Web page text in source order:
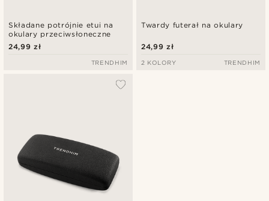
Składane potrójnie etui na
okulary przeciwsłoneczne
24,99 zł
TRENDHIM
Twardy futerał na okulary
24,99 zł
2 KOLORY TRENDHIM